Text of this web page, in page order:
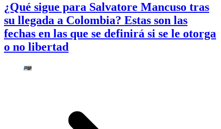
¿Qué sigue para Salvatore Mancuso tras
su llegada a Colombia? Estas son las
fechas en las que se definirá si se le otorga
o no libertad